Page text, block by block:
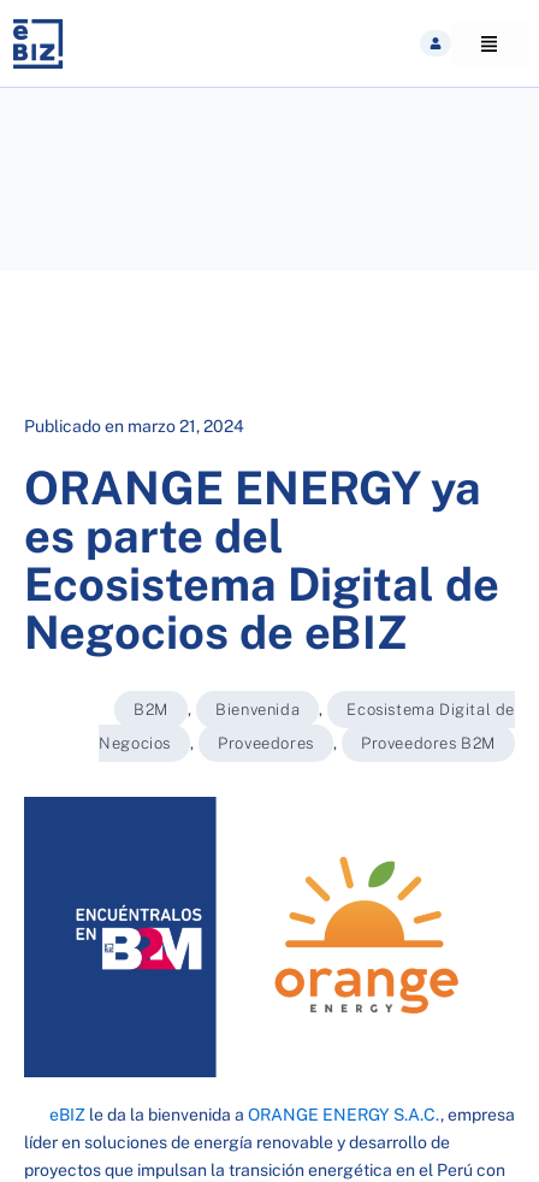
content
Publicado en marzo 21, 2024
ORANGE ENERGY ya
es parte del
Ecosistema Digital de
Negocios de eBIZ
B2M , Bienvenida ,
Ecosistema Digital de
Negocios
, Proveedores , Proveedores B2M
eBIZ le da la bienvenida a ORANGE ENERGY S.A.C., empresa
líder en soluciones de energía renovable y desarrollo de
proyectos que impulsan la transición energética en el Perú con